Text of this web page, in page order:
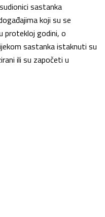
sastanka
koji su se
protekloj godini, o
sastanka istaknuti su
ili su započeti u